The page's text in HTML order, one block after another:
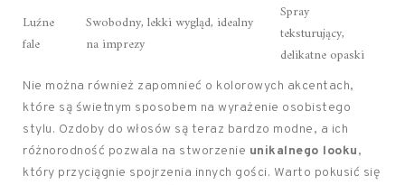
Luźne
fale
Swobodny, lekki wygląd, idealny
na imprezy
Spray
teksturujący,
delikatne opaski
Nie można również zapomnieć o kolorowych akcentach,
które są świetnym sposobem na wyrażenie osobistego
stylu. Ozdoby do włosów są teraz bardzo modne, a ich
różnorodność pozwala na stworzenie unikalnego looku,
który przyciągnie spojrzenia innych gości. Warto pokusić się